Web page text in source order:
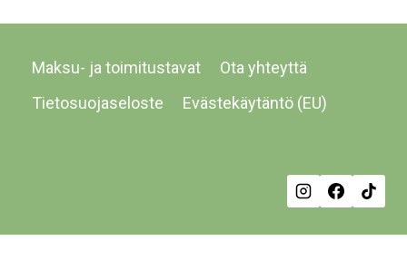
Maksu- ja toimitustavat
Ota yhteyttä
Tietosuojaseloste
Evästekäytäntö (EU)